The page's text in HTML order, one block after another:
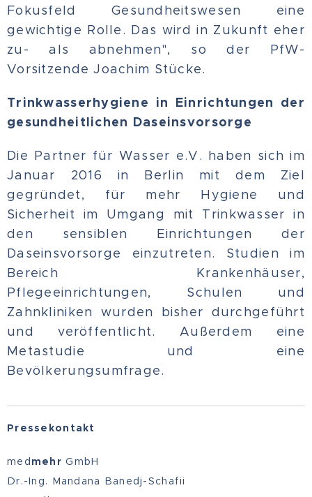
Fokusfeld Gesundheitswesen eine
gewichtige Rolle. Das wird in Zukunft eher
zu- als abnehmen", so der PfW-
Vorsitzende Joachim Stücke.
Trinkwasserhygiene in Einrichtungen der
gesundheitlichen Daseinsvorsorge
Die Partner für Wasser e.V. haben sich im
Januar 2016 in Berlin mit dem Ziel
gegründet, für mehr Hygiene und
Sicherheit im Umgang mit Trinkwasser in
den sensiblen Einrichtungen der
Daseinsvorsorge einzutreten. Studien im
Bereich Krankenhäuser,
Pflegeeinrichtungen, Schulen und
Zahnkliniken wurden bisher durchgeführt
und veröffentlicht. Außerdem eine
Metastudie und eine
Bevölkerungsumfrage.
Pressekontakt
med mehr GmbH
Dr.-Ing. Mandana Banedj-Schafii